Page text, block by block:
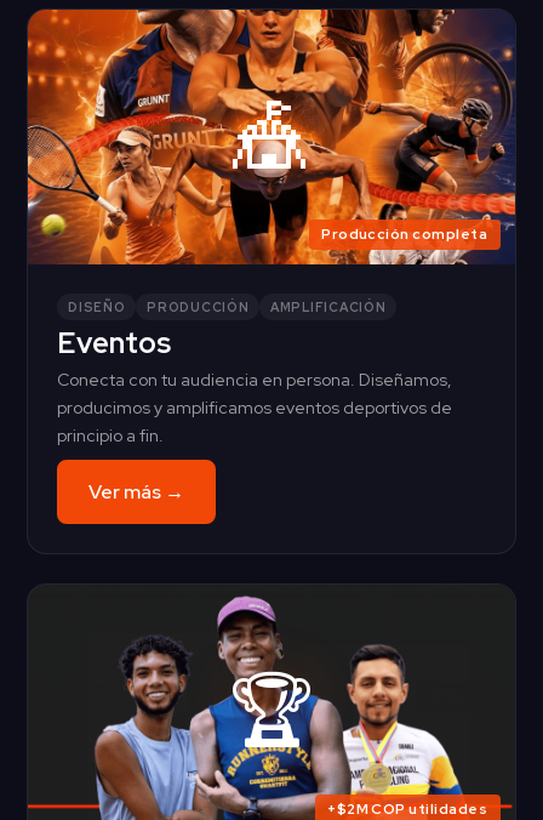
🎪
Producción completa
DISEÑO PRODUCCIÓN AMPLIFICACIÓN
Eventos
Conecta con tu audiencia en persona. Diseñamos,
producimos y amplificamos eventos deportivos de
principio a fin.
Ver más →
🏆
+$2M COP utilidades